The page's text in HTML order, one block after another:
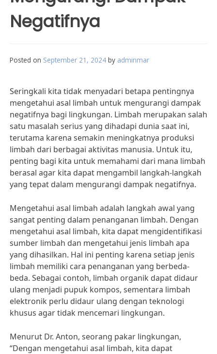
Negatifnya
Posted on September 21, 2024 by adminmar
Seringkali kita tidak menyadari betapa pentingnya
mengetahui asal limbah untuk mengurangi dampak
negatifnya bagi lingkungan. Limbah merupakan salah
satu masalah serius yang dihadapi dunia saat ini,
terutama karena semakin meningkatnya produksi
limbah dari berbagai aktivitas manusia. Untuk itu,
penting bagi kita untuk memahami dari mana limbah
berasal agar kita dapat mengambil langkah-langkah
yang tepat dalam mengurangi dampak negatifnya.
Mengetahui asal limbah adalah langkah awal yang
sangat penting dalam penanganan limbah. Dengan
mengetahui asal limbah, kita dapat mengidentifikasi
sumber limbah dan mengetahui jenis limbah apa
yang dihasilkan. Hal ini penting karena setiap jenis
limbah memiliki cara penanganan yang berbeda-
beda. Sebagai contoh, limbah organik dapat didaur
ulang menjadi pupuk kompos, sementara limbah
elektronik perlu didaur ulang dengan teknologi
khusus agar tidak mencemari lingkungan.
Menurut Dr. Anton, seorang pakar lingkungan,
“Dengan mengetahui asal limbah, kita dapat